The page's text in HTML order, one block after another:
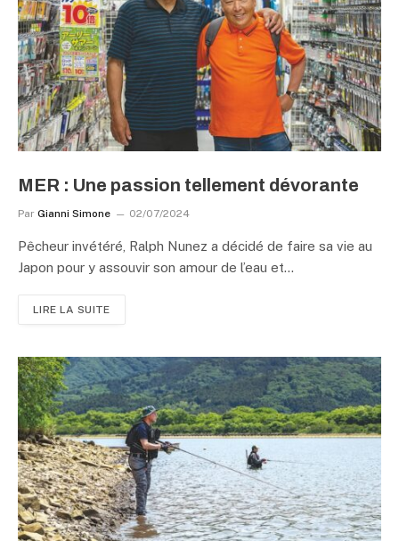
MER : Une passion tellement dévorante
Par Gianni Simone 02/07/2024
Pêcheur invétéré, Ralph Nunez a décidé de faire sa vie au
Japon pour y assouvir son amour de l’eau et…
LIRE LA SUITE